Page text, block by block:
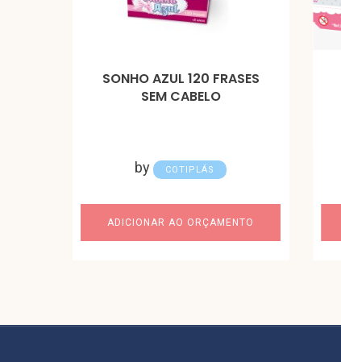
SONHO AZUL 120 FRASES
SEM CABELO
by COTIPLÁS
ADICIONAR AO ORÇAMENTO